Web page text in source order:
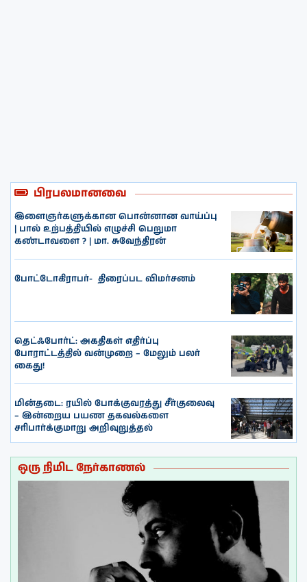
பிரபலமானவை
இளைஞர்களுக்கான பொன்னான வாய்ப்பு
| பால் உற்பத்தியில் எழுச்சி பெறுமா
கண்டாவளை ? | மா. சுவேந்திரன்
போட்டோகிராபர்- ‌ திரைப்பட விமர்சனம்
தெட்ஃபோர்ட்: அகதிகள் எதிர்ப்பு
போராட்டத்தில் வன்முறை – மேலும் பலர்
கைது!
மின்தடை: ரயில் போக்குவரத்து சீர்குலைவு
– இன்றைய பயண தகவல்களை
சரிபார்க்குமாறு அறிவுறுத்தல்
ஒரு நிமிட நேர்காணல்